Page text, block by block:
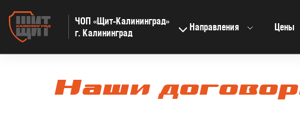
ЧОП «Щит-Калининград»
г. Калининград
Направления Цены
Наши